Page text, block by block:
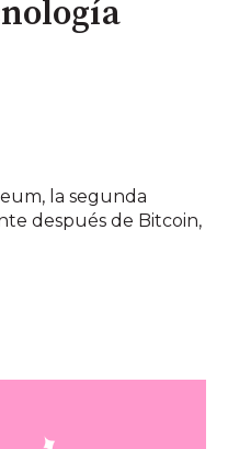
la segunda
después de Bitcoin,